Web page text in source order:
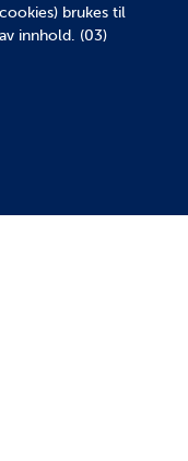
brukes til
innhold. (03)